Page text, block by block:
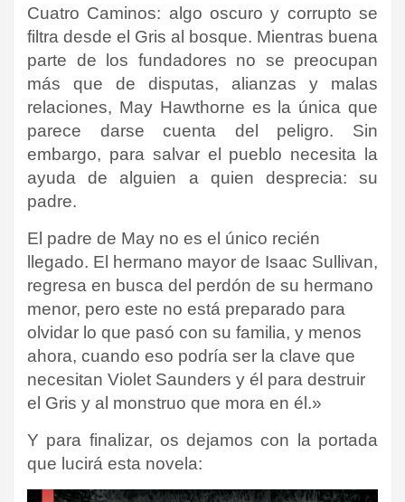
Cuatro Caminos: algo oscuro y corrupto se
filtra desde el Gris al bosque. Mientras buena
parte de los fundadores no se preocupan
más que de disputas, alianzas y malas
relaciones, May Hawthorne es la única que
parece darse cuenta del peligro. Sin
embargo, para salvar el pueblo necesita la
ayuda de alguien a quien desprecia: su
padre.
El padre de May no es el único recién
llegado. El hermano mayor de Isaac Sullivan,
regresa en busca del perdón de su hermano
menor, pero este no está preparado para
olvidar lo que pasó con su familia, y menos
ahora, cuando eso podría ser la clave que
necesitan Violet Saunders y él para destruir
el Gris y al monstruo que mora en él.»
Y para finalizar, os dejamos con la portada
que lucirá esta novela: